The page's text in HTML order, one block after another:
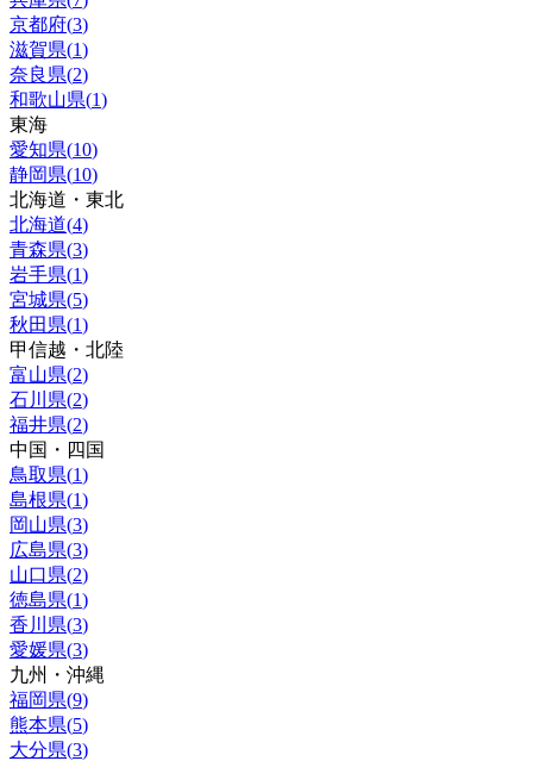
京都府(3)
滋賀県(1)
奈良県(2)
和歌山県(1)
東海
愛知県(10)
静岡県(10)
北海道・東北
北海道(4)
青森県(3)
岩手県(1)
宮城県(5)
秋田県(1)
甲信越・北陸
富山県(2)
石川県(2)
福井県(2)
中国・四国
鳥取県(1)
島根県(1)
岡山県(3)
広島県(3)
山口県(2)
徳島県(1)
香川県(3)
愛媛県(3)
九州・沖縄
福岡県(9)
熊本県(5)
大分県(3)